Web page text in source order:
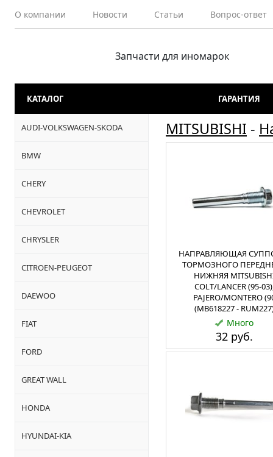
О компании Новости Статьи Вопрос-ответ
Запчасти для иномарок
КАТАЛОГ ГАРАНТИЯ
AUDI-VOLKSWAGEN-SKODA
BMW
CHERY
CHEVROLET
CHRYSLER
CITROEN-PEUGEOT
DAEWOO
FIAT
FORD
GREAT WALL
HONDA
HYUNDAI-KIA
MITSUBISHI -
НАПРАВЛЯЮЩАЯ
ТОРМОЗНОГО
НИЖНЯЯ
COLT/LANCER (95-
PAJERO/MONTERO
(MB618227 -
Много
32 руб.